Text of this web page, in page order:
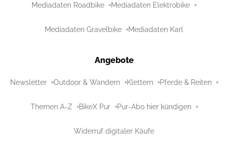
Mediadaten Roadbike Mediadaten Elektrobike
Mediadaten Gravelbike Mediadaten Karl
Angebote
Newsletter Outdoor & Wandern Klettern Pferde & Reiten
Themen A-Z BikeX Pur Pur-Abo hier kündigen
Widerruf digitaler Käufe